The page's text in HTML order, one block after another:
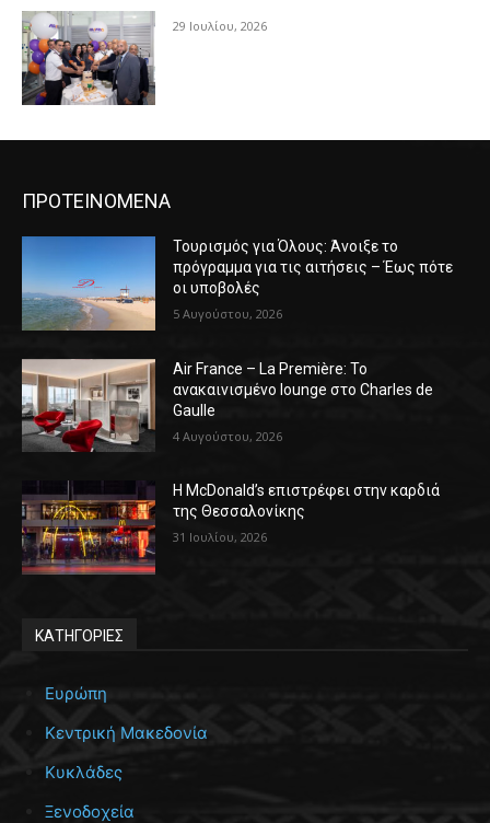
29 Ιουλίου, 2026
ΠΡΟΤΕΙΝΟΜΕΝΑ
Τουρισμός για Όλους: Άνοιξε το
πρόγραμμα για τις αιτήσεις – Έως πότε
οι υποβολές
5 Αυγούστου, 2026
Air France – La Première: Το
ανακαινισμένο lounge στο Charles de
Gaulle
4 Αυγούστου, 2026
Η McDonald’s επιστρέφει στην καρδιά
της Θεσσαλονίκης
31 Ιουλίου, 2026
ΚΑΤΗΓΟΡΙΕΣ
Ευρώπη
Κεντρική Μακεδονία
Κυκλάδες
Ξενοδοχεία